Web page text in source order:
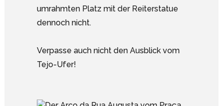
umrahmten Platz mit der Reiterstatue
dennoch nicht.
Verpasse auch nicht den Ausblick vom
Tejo-Ufer!